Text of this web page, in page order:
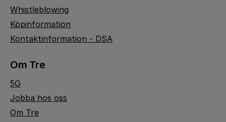
Whistleblowing
Köpinformation
Kontaktinformation - DSA
Om Tre
5G
Jobba hos oss
Om Tre